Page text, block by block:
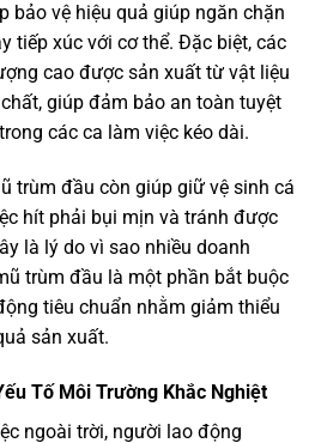
bảo vệ hiệu quả giúp ngăn chặn
tiếp xúc với cơ thể. Đặc biệt, các
cao được sản xuất từ vật liệu
giúp đảm bảo an toàn tuyệt
các ca làm việc kéo dài.
trùm đầu còn giúp giữ vệ sinh cá
hít phải bụi mịn và tránh được
là lý do vì sao nhiều doanh
trùm đầu là một phần bắt buộc
tiêu chuẩn nhằm giảm thiểu
sản xuất.
Tố Môi Trường Khắc Nghiệt
ngoài trời, người lao động